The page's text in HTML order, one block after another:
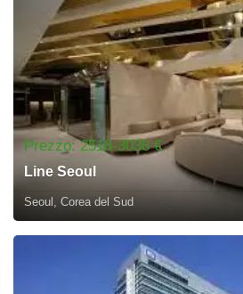
Prezzo: 2518-3038 €
Line Seoul
Seoul, Corea del Sud